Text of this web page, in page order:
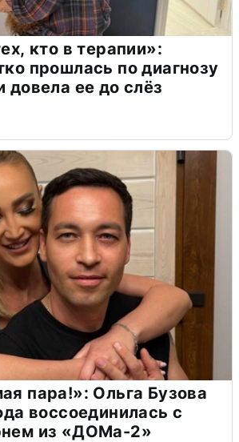
кто в терапии»:
прошлась по диагнозу
довела ее до слёз
пара!»: Ольга Бузова
воссоединилась с
из «ДОМа-2»